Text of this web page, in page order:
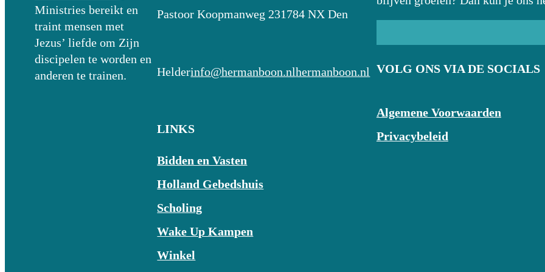
Ministries bereikt en
traint mensen met
Jezus’ liefde om Zijn
discipelen te worden en
anderen te trainen.
Pastoor Koopmanweg 231784 NX Den
Helderinfo@hermanboon.nlhermanboon.nl
LINKS
Bidden en Vasten
Holland Gebedshuis
Scholing
Wake Up Kampen
Winkel
VOLG ONS VIA DE SOCIALS
Algemene Voorwaarden
Privacybeleid